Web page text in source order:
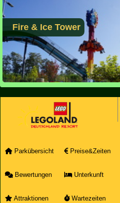
Fire & Ice Tower
Parkübersicht Preise&Zeiten
Bewertungen Unterkunft
Attraktionen Wartezeiten